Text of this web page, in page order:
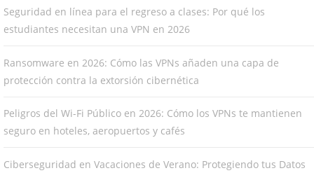
Seguridad en línea para el regreso a clases: Por qué los
estudiantes necesitan una VPN en 2026
Ransomware en 2026: Cómo las VPNs añaden una capa de
protección contra la extorsión cibernética
Peligros del Wi-Fi Público en 2026: Cómo los VPNs te mantienen
seguro en hoteles, aeropuertos y cafés
Ciberseguridad en Vacaciones de Verano: Protegiendo tus Datos